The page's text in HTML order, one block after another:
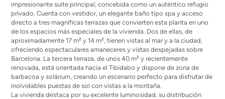
impresionante suite principal, concebida como un auténtico refugio
privado. Cuenta con vestidor, un elegante baño tipo spa y acceso
directo a tres magníficas terrazas que convierten esta planta en uno
de los espacios más especiales de la vivienda. Dos de ellas, de
aproximadamente 17 m² y 14 m², tienen vistas al mar y a la ciudad,
ofreciendo espectaculares amaneceres y vistas despejadas sobre
Barcelona. La tercera terraza, de unos 40 m² y recientemente
renovada, está orientada hacia el Tibidabo y dispone de zona de
barbacoa y solárium, creando un escenario perfecto para disfrutar de
inolvidables puestas de sol con vistas a la montaña.
La vivienda destaca por su excelente luminosidad, su distribución